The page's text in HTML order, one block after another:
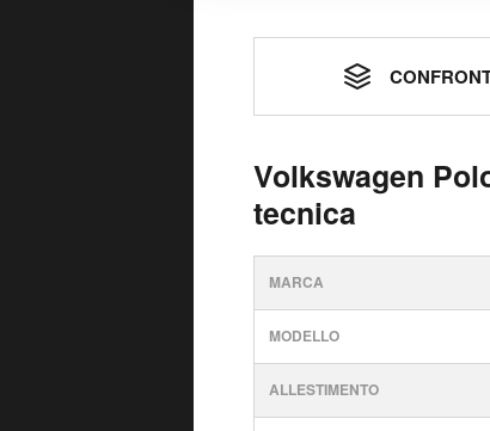
Volkswagen
tecnica
MARCA
MODELLO
ALLESTIMENTO